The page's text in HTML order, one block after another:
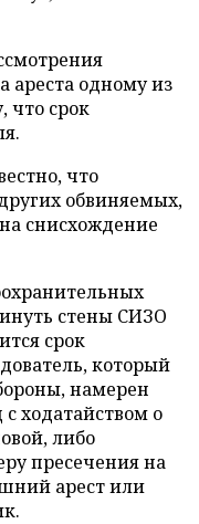
ареста одному из
что срок
что
обвиняемых,
снисхождение
стены СИЗО
срок
который
намерен
ходатайством о
либо
пресечения на
арест или